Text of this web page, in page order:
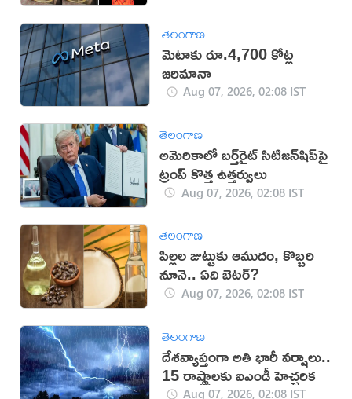
తెలంగాణ
మెటాకు రూ.4,700 కోట్ల
జరిమానా
Aug 07, 2026, 02:08 IST
తెలంగాణ
అమెరికాలో బర్త్‌రైట్ సిటిజన్‌షిప్‌పై
ట్రంప్ కొత్త ఉత్తర్వులు
Aug 07, 2026, 02:08 IST
తెలంగాణ
పిల్లల జుట్టుకు ఆముదం, కొబ్బరి
నూనె.. ఏది బెటర్?
Aug 07, 2026, 02:08 IST
తెలంగాణ
దేశవ్యాప్తంగా అతి భారీ వర్షాలు..
15 రాష్ట్రాలకు ఐఎండీ హెచ్చరిక
Aug 07, 2026, 02:08 IST